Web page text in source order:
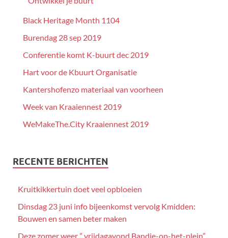
Black Heritage Month 1104
Burendag 28 sep 2019
Conferentie komt K-buurt dec 2019
Hart voor de Kbuurt Organisatie
Kantershofenzo materiaal van voorheen
Week van Kraaiennest 2019
WeMakeThe.City Kraaiennest 2019
RECENTE BERICHTEN
Kruitkikkertuin doet veel opbloeien
Dinsdag 23 juni info bijeenkomst vervolg Kmidden:
Bouwen en samen beter maken
Deze zomer weer ” vrijdagavond Bandje-op-het-plein”